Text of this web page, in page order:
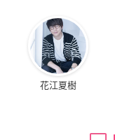
花江夏樹